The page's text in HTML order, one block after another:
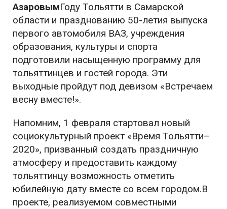
АзаровымГоду Тольятти в Самарской
области и празднованию 50-летия выпуска
первого автомобиля ВАЗ, учреждения
образования, культуры и спорта
подготовили насыщенную программу для
тольяттинцев и гостей города. Эти
выходные пройдут под девизом «Встречаем
весну вместе!».
Напомним, 1 февраля стартовал новый
социокультурный проект «Время Тольятти–
2020», призванный создать праздничную
атмосферу и предоставить каждому
тольяттинцу возможность отметить
юбилейную дату вместе со всем городом.В
проекте, реализуемом совместными